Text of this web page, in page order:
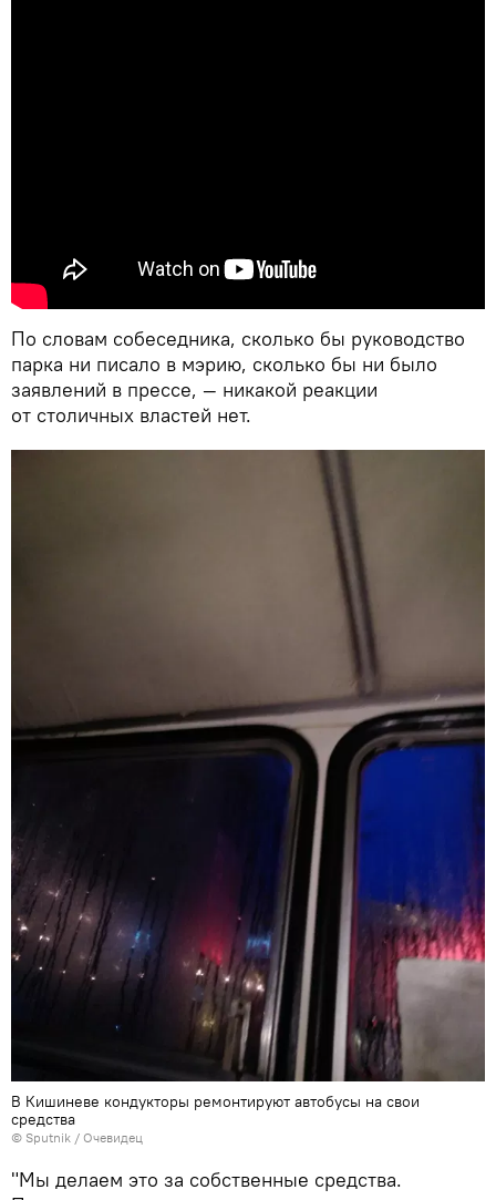
По словам собеседника, сколько бы руководство
парка ни писало в мэрию, сколько бы ни было
заявлений в прессе, — никакой реакции
от столичных властей нет.
В Кишиневе кондукторы ремонтируют автобусы на свои
средства
© Sputnik / Очевидец
"Мы делаем это за собственные средства.